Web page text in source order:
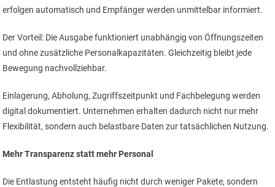
erfolgen automatisch und Empfänger werden unmittelbar informiert.
Der Vorteil: Die Ausgabe funktioniert unabhängig von Öffnungszeiten
und ohne zusätzliche Personalkapazitäten. Gleichzeitig bleibt jede
Bewegung nachvollziehbar.
Einlagerung, Abholung, Zugriffszeitpunkt und Fachbelegung werden
digital dokumentiert. Unternehmen erhalten dadurch nicht nur mehr
Flexibilität, sondern auch belastbare Daten zur tatsächlichen Nutzung.
Mehr Transparenz statt mehr Personal
Die Entlastung entsteht häufig nicht durch weniger Pakete, sondern